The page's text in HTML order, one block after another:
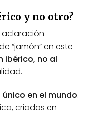
y no otro?
aclaración
“jamón” en este
ibérico, no al
en el mundo.
criados en